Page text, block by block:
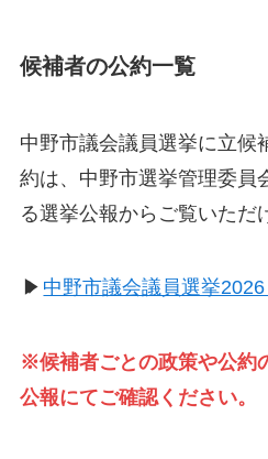
候補者の公約一覧
中野市議会議員選挙に立候
約は、中野市選挙管理委員
る選挙公報からご覧いただ
▶ 中野市議会議員選挙
※候補者ごとの政策や公約
公報にてご確認ください。